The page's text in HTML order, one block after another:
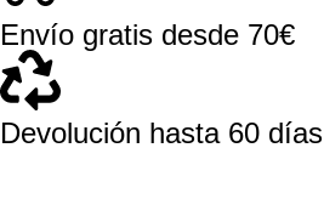
Envío gratis desde 70€
Devolución hasta 60 días